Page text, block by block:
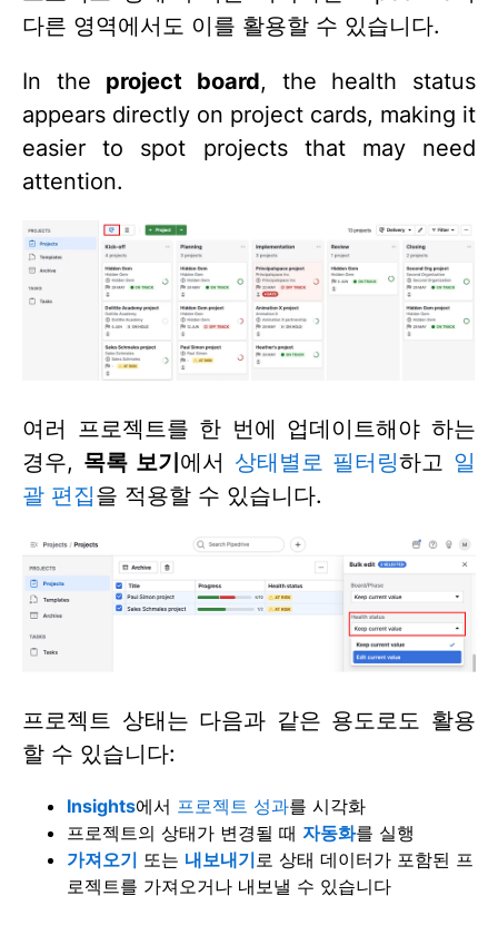
다른 영역에서도 이를 활용할 수 있습니다.
In the project board, the health status
appears directly on project cards, making it
easier to spot projects that may need
attention.
여러 프로젝트를 한 번에 업데이트해야 하는
경우, 목록 보기에서 상태별로 필터링하고 일
괄 편집을 적용할 수 있습니다.
프로젝트 상태는 다음과 같은 용도로도 활용
할 수 있습니다:
Insights에서 프로젝트 성과를 시각화
프로젝트의 상태가 변경될 때 자동화를 실행
가져오기 또는 내보내기로 상태 데이터가 포함된 프
로젝트를 가져오거나 내보낼 수 있습니다